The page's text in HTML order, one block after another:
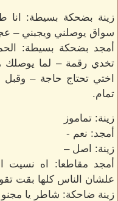
زينة بضحكة بسيطة: انا
سواق يوصلني ويجبني –
أمجد بضحكة بسيطة:
تخدي رقمة – لما يوصلك
اختي تحتاج حاجة –
تمام.
زينة: تماموز
أمجد: نعم -
زينة: اصل –
أمجد مقاطعا: اه نسيت
علشان الناس كلها بقت
زينة ضاحكة: شاطر يا